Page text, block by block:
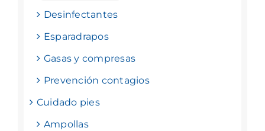
Desinfectantes
Esparadrapos
Gasas y compresas
Prevención contagios
Cuidado pies
Ampollas